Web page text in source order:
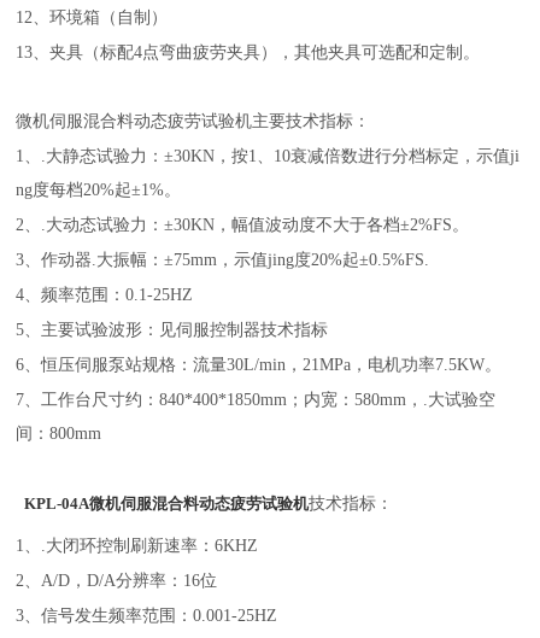
12、环境箱（自制）
13、夹具（标配4点弯曲疲劳夹具），其他夹具可选配和定制。
微机伺服混合料动态疲劳试验机主要技术指标：
1、.大静态试验力：±30KN，按1、10衰减倍数进行分档标定，示值ji
ng度每档20%起±1%。
2、.大动态试验力：±30KN，幅值波动度不大于各档±2%FS。
3、作动器.大振幅：±75mm，示值jing度20%起±0.5%FS.
4、频率范围：0.1-25HZ
5、主要试验波形：见伺服控制器技术指标
6、恒压伺服泵站规格：流量30L/min，21MPa，电机功率7.5KW。
7、工作台尺寸约：840*400*1850mm；内宽：580mm，.大试验空
间：800mm
KPL-04A微机伺服混合料动态疲劳试验机技术指标：
1、.大闭环控制刷新速率：6KHZ
2、A/D，D/A分辨率：16位
3、信号发生频率范围：0.001-25HZ